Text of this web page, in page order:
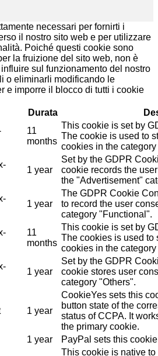
necessari per fornirti i
il nostro sito web e per utilizzare
Poiché questi cookie sono
la fruizione del sito web, non è
sul funzionamento del nostro
o eliminarli modificando le
e imporre il blocco di tutti i cookie
Durata
11
months
This cookie is set by
The cookie is used to
cookies in the
1 year
Set by the GDPR
cookie records the
the "Advertisement"
1 year
The GDPR Cookie
to record the user
category "Functional".
11
months
This cookie is set by
The cookies is used to
cookies in the
1 year
Set by the GDPR
cookie stores user
category "Others".
1 year
CookieYes sets this
button state of the
status of CCPA. It
the primary cookie.
1 year PayPal sets this
This cookie is native